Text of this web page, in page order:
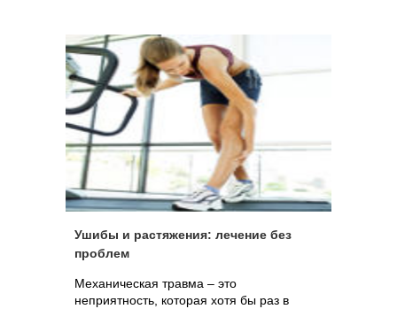
Ушибы и растяжения: лечение без
проблем
Механическая травма – это
неприятность, которая хотя бы раз в